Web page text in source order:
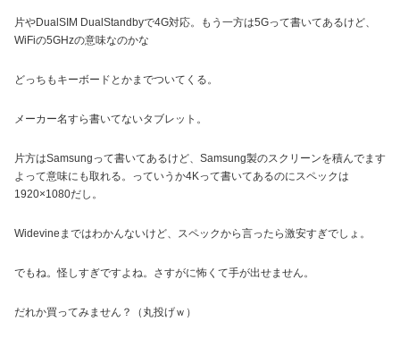
片やDualSIM DualStandbyで4G対応。もう一方は5Gって書いてあるけど、
WiFiの5GHzの意味なのかな
どっちもキーボードとかまでついてくる。
メーカー名すら書いてないタブレット。
片方はSamsungって書いてあるけど、Samsung製のスクリーンを積んでます
よって意味にも取れる。っていうか4Kって書いてあるのにスペックは
1920×1080だし。
Widevineまではわかんないけど、スペックから言ったら激安すぎでしょ。
でもね。怪しすぎですよね。さすがに怖くて手が出せません。
だれか買ってみません？（丸投げｗ）